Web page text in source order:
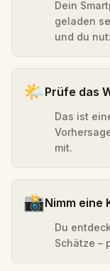
Dein
geladen
und du
🌤️Prüfe das
Das ist
mit.
📸Nimm eine
Du
Schätze –